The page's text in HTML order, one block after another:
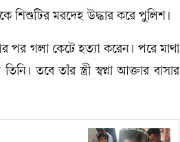
শিশুটির মরদেহ উদ্ধার করে পুলিশ।
পর গলা কেটে হত্যা করেন। পরে মাথা
তবে তাঁর স্ত্রী স্বপ্না আক্তার বাসার